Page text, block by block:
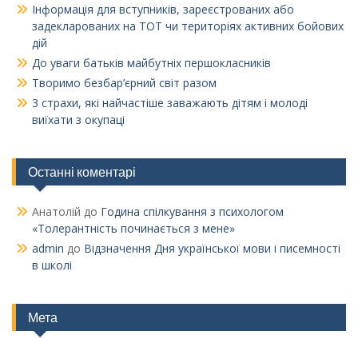
Інформація для вступників, зареєстрованих або
задекларованих на ТОТ чи територіях активних бойових
дій
До уваги батьків майбутніх першокласників
Творимо безбар’єрний світ разом
3 страхи, які найчастіше заважають дітям і молоді
виїхати з окупаці
Останні коментарі
Анатолій до Година спілкування з психологом
«Толерантність починається з мене»
admin до Відзначення Дня української мови і писемності
в школі
Мета